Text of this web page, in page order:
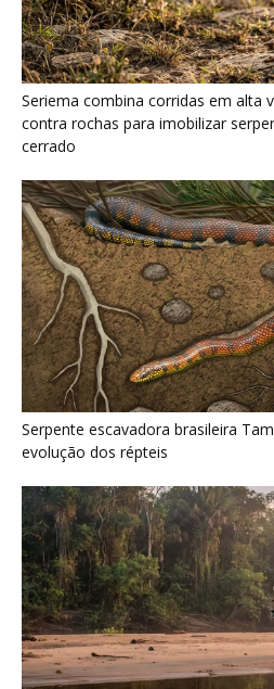
O que acontece
floresta? Um
5 de agosto de 2026
5 de agosto de 2026
Morcegos
folhas e
5 de agosto de 2026